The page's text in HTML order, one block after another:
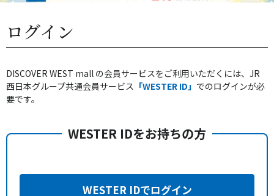
ログイン
DISCOVER WEST mall の会員サービスをご利用いただくには、JR
西日本グループ共通会員サービス 「WESTER ID」 でのログインが必
要です。
WESTER IDをお持ちの方
WESTER IDでログイン